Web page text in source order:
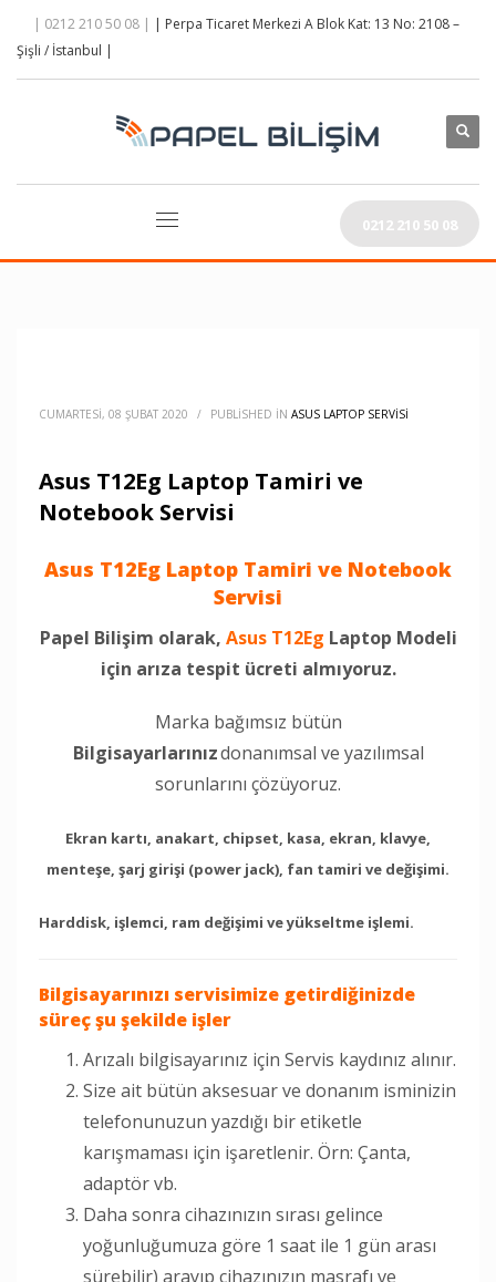
| 0212 210 50 08 | | Perpa Ticaret Merkezi A Blok Kat: 13 No: 2108 –
Şişli / İstanbul |
0212 210 50 08
CUMARTESI, 08 ŞUBAT 2020 / PUBLISHED IN ASUS LAPTOP SERVISI
Asus T12Eg Laptop Tamiri ve
Notebook Servisi
Asus T12Eg Laptop Tamiri ve Notebook
Servisi
Papel Bilişim olarak, Asus T12Eg Laptop Modeli
için arıza tespit ücreti almıyoruz.
Marka bağımsız bütün
Bilgisayarlarınızdonanımsal ve yazılımsal
sorunlarını çözüyoruz.
Ekran kartı, anakart, chipset, kasa, ekran, klavye,
menteşe, şarj girişi (power jack), fan tamiri ve değişimi.
Harddisk, işlemci, ram değişimi ve yükseltme işlemi.
Bilgisayarınızı servisimize getirdiğinizde
süreç şu şekilde işler
Arızalı bilgisayarınız için Servis kaydınız alınır.
Size ait bütün aksesuar ve donanım isminizin
telefonunuzun yazdığı bir etiketle
karışmaması için işaretlenir. Örn: Çanta,
adaptör vb.
Daha sonra cihazınızın sırası gelince
yoğunluğumuza göre 1 saat ile 1 gün arası
sürebilir) arayıp cihazınızın masrafı ve